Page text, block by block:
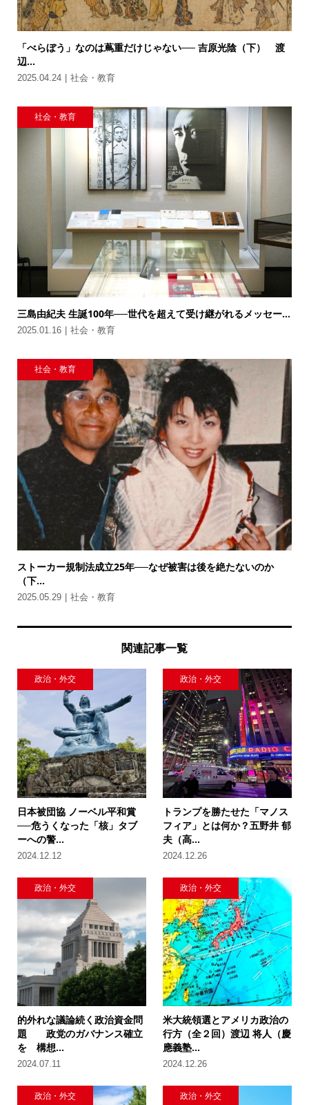
「べらぼう」なのは蔦重だけじゃない── 吉原光陰（下） 渡
辺...
2025.04.24 社会・教育
社会・教育
三島由紀夫 生誕100年──世代を超えて受け継がれるメッセー...
2025.01.16 社会・教育
社会・教育
ストーカー規制法成立25年──なぜ被害は後を絶たないのか
（下...
2025.05.29 社会・教育
関連記事一覧
政治・外交
日本被団協 ノーベル平和賞
──危うくなった「核」タブ
ーへの警...
2024.12.12
政治・外交
トランプを勝たせた「マノス
フィア」とは何か？五野井 郁
夫（高...
2024.12.26
政治・外交
的外れな議論続く政治資金問
題 政党のガバナンス確立
を 構想...
2024.07.11
政治・外交
米大統領選とアメリカ政治の
行方（全２回）渡辺 将人（慶
應義塾...
2024.12.26
政治・外交 政治・外交